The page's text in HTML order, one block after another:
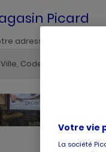
Picard
adresse
Votre vie
La société